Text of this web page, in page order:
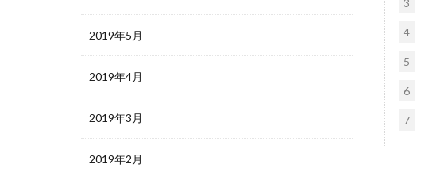
3
4
5
6
7
2019年5月
2019年4月
2019年3月
2019年2月